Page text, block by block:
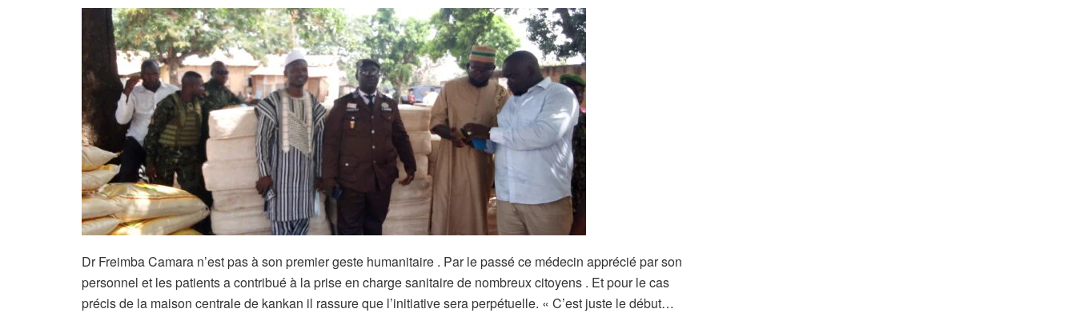
Dr Freimba Camara n’est pas à son premier geste humanitaire . Par le passé ce médecin apprécié par son
personnel et les patients a contribué à la prise en charge sanitaire de nombreux citoyens . Et pour le cas
précis de la maison centrale de kankan il rassure que l’initiative sera perpétuelle. « C’est juste le début…